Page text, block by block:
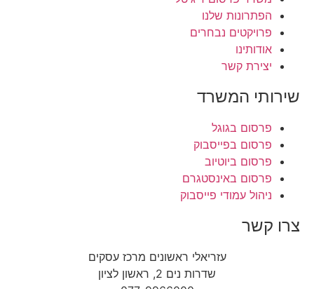
הפתרונות שלנו
פרויקטים נבחרים
אודותינו
יצירת קשר
שירותי המשרד
פרסום בגוגל
פרסום בפייסבוק
פרסום ביוטיוב
פרסום באינסטגרם
ניהול עמודי פייסבוק
צרו קשר
עזריאלי ראשונים מרכז עסקים
שדרות נים 2, ראשון לציון